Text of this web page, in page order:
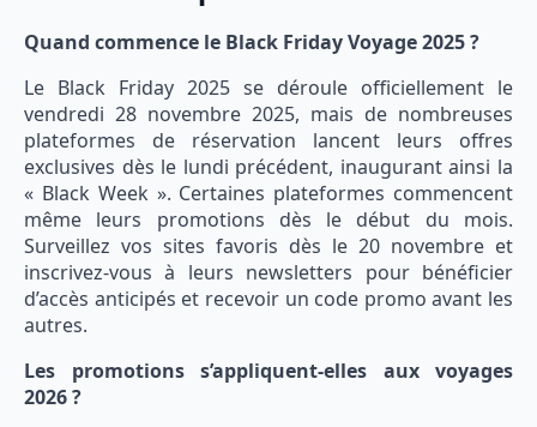
Quand commence le Black Friday Voyage 2025 ?
Le Black Friday 2025 se déroule officiellement le
vendredi 28 novembre 2025, mais de nombreuses
plateformes de réservation lancent leurs offres
exclusives dès le lundi précédent, inaugurant ainsi la
« Black Week ». Certaines plateformes commencent
même leurs promotions dès le début du mois.
Surveillez vos sites favoris dès le 20 novembre et
inscrivez-vous à leurs newsletters pour bénéficier
d’accès anticipés et recevoir un code promo avant les
autres.
Les promotions s’appliquent-elles aux voyages
2026 ?